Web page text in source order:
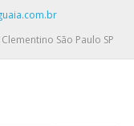
São Paulo SP